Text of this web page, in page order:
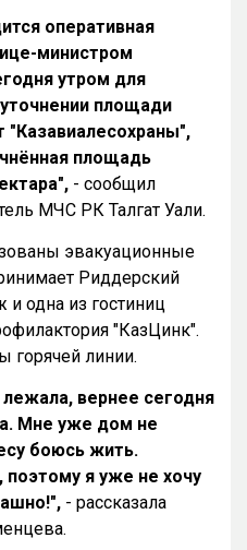
оперативная
министром
утром для
площади
площадь
", - сообщил
МЧС РК Талгат Уали.
эвакуационные
Риддерский
и одна из гостиниц
"КазЦинк".
горячей линии.
вернее сегодня
Мне уже дом не
боюсь жить.
я уже не хочу
- рассказала